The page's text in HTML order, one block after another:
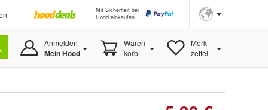
Mit Sicherheit bei
Hood einkaufen
Anmelden
Mein Hood
Waren-
korb
Merk-
zettel